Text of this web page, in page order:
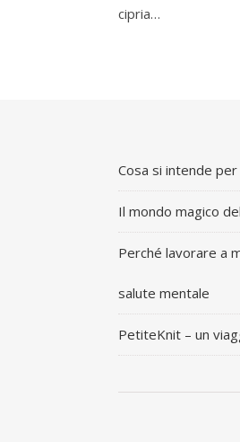
cipria…
Cosa si intende
Il mondo magico
Perché lavorare a
salute mentale
PetiteKnit – un